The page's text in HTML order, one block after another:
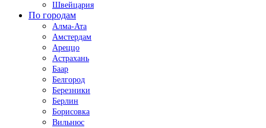
Швейцария
По городам
Алма-Ата
Амстердам
Ареццо
Астрахань
Баар
Белгород
Березники
Берлин
Борисовка
Вильнюс